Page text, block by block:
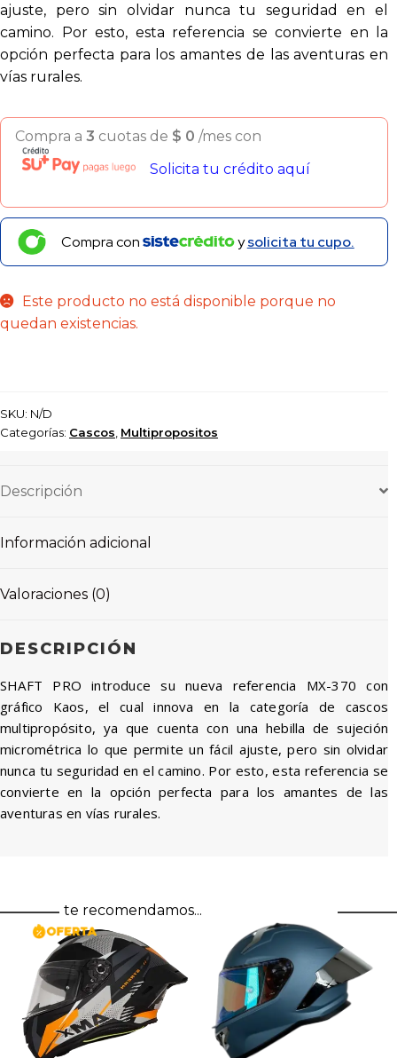
ajuste, pero sin olvidar nunca tu seguridad en el
camino. Por esto, esta referencia se convierte en la
opción perfecta para los amantes de las aventuras en
vías rurales.
Compra a 3 cuotas de $ 0 /mes con
Solicita tu crédito aquí
Compra con ysolicita tu cupo.
Este producto no está disponible porque no
quedan existencias.
SKU: N/D
Categorías: Cascos Multipropositos
Descripción
Información adicional
Valoraciones (0)
DESCRIPCIÓN
SHAFT PRO introduce su nueva referencia MX-370 con
gráfico Kaos, el cual innova en la categoría de cascos
multipropósito, ya que cuenta con una hebilla de sujeción
micrométrica lo que permite un fácil ajuste, pero sin olvidar
nunca tu seguridad en el camino. Por esto, esta referencia se
convierte en la opción perfecta para los amantes de las
aventuras en vías rurales.
te recomendamos...